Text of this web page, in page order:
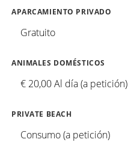
APARCAMIENTO PRIVADO
Gratuito
ANIMALES DOMÉSTICOS
€ 20,00 Al día (a petición)
PRIVATE BEACH
Consumo (a petición)